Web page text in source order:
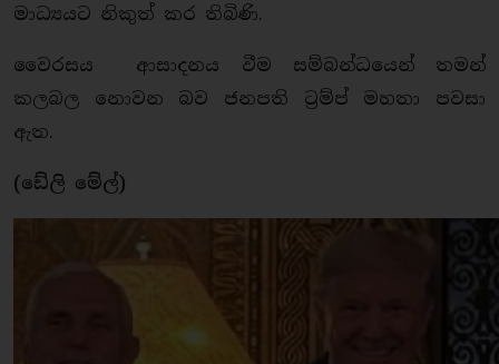
මාධ්‍යයට නිකුත් කර තිබිණි.
වෛරසය ආසාදනය වීම සම්බන්ධයෙන් තමන්
කලබල නොවන බව ජනපති ට්‍රම්ප් මහතා පවසා
ඇත.
(ඩේලි මේල්)